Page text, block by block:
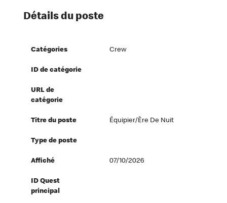
Détails du poste
Catégories Crew
ID de catégorie
URL de
catégorie
Titre du poste Équipier/ère De Nuit
Type de poste
Affiché 07/10/2026
ID Quest
principal